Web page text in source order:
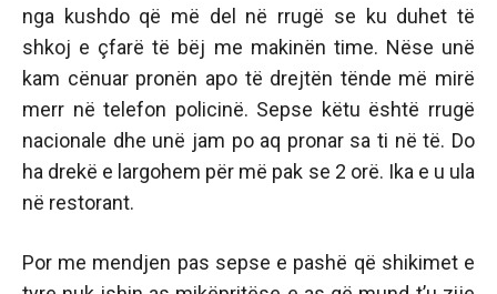
nga kushdo që më del në rrugë se ku duhet të
shkoj e çfarë të bëj me makinën time. Nëse unë
kam cënuar pronën apo të drejtën tënde më mirë
merr në telefon policinë. Sepse këtu është rrugë
nacionale dhe unë jam po aq pronar sa ti në të. Do
ha drekë e largohem për më pak se 2 orë. Ika e u ula
në restorant.
Por me mendjen pas sepse e pashë që shikimet e